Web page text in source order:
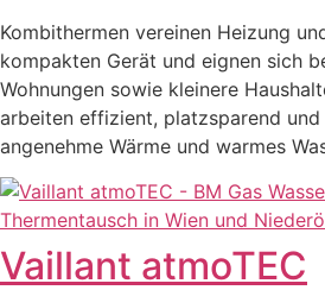
Kombithermen vereinen Heizung
kompakten Gerät und eignen sich
Wohnungen sowie kleinere
arbeiten effizient, platzsparend
angenehme Wärme und warmes
Vaillant atmoTEC